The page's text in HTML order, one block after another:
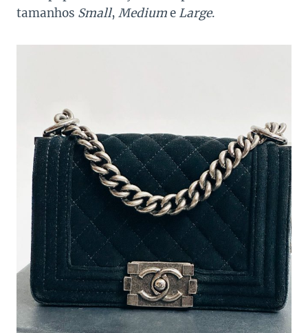
tamanhos Small, Mediume Large.